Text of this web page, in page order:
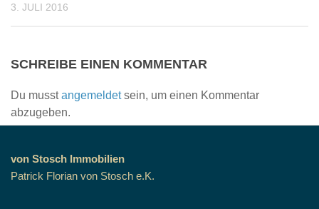
3. JULI 2016
SCHREIBE EINEN KOMMENTAR
Du musstangemeldetsein, um einen Kommentar
abzugeben.
von Stosch Immobilien
Patrick Florian von Stosch e.K.